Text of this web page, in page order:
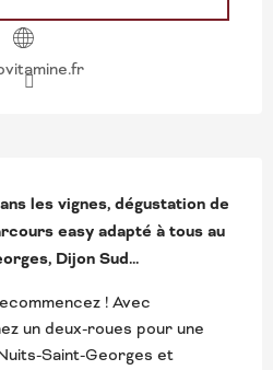
les vignes, dégustation de
easy adapté à tous au
Dijon Sud...
! Avec
un deux-roues pour une
Saint-Georges et